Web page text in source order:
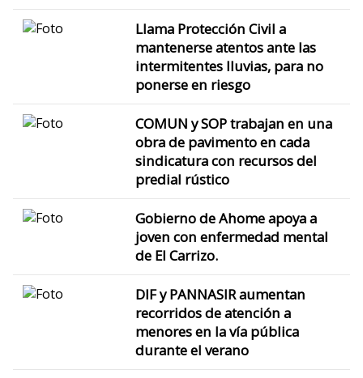
Llama Protección Civil a
mantenerse atentos ante las
intermitentes lluvias, para no
ponerse en riesgo
COMUN y SOP trabajan en una
obra de pavimento en cada
sindicatura con recursos del
predial rústico
Gobierno de Ahome apoya a
joven con enfermedad mental
de El Carrizo.
DIF y PANNASIR aumentan
recorridos de atención a
menores en la vía pública
durante el verano